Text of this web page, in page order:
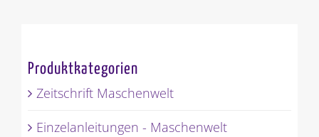
Produktkategorien
Zeitschrift Maschenwelt
Einzelanleitungen - Maschenwelt